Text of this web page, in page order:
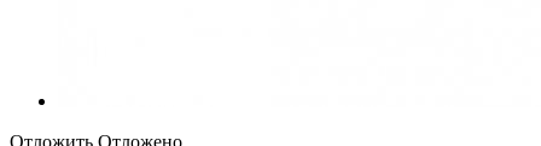
Отложить Отложено